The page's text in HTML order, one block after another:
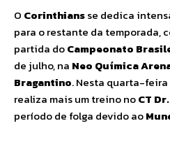
O Corinthiansse dedica
para o restante da temporada,
partida doCampeonato
de julho, na Neo Química
Bragantino. Nesta quarta-
realiza mais um treino noCT
período de folga devido ao